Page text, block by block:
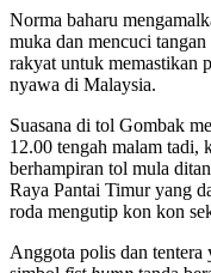
Norma baharu
muka dan mencuci
rakyat untuk memastikan
nyawa di Malaysia.
Suasana di tol Gombak
12.00 tengah malam tadi,
berhampiran tol mula
Raya Pantai Timur yang
roda mengutip kon kon
Anggota polis dan tentera